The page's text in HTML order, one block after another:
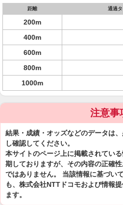
距離 通過タ
200m
400m
600m
800m
1000m
注意事
結果・成績・オッズなどのデータは
し確認してください。
本サイトのページ上に掲載されてい
期しておりますが、その内容の正確
ではありません。 当該情報に基づい
も、株式会社NTTドコモおよび情報
ます。